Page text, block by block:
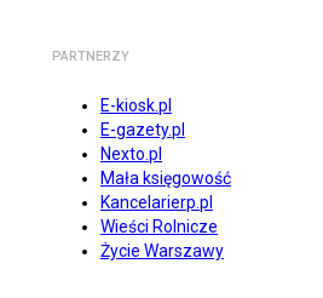
PARTNERZY
E-kiosk.pl
E-gazety.pl
Nexto.pl
Mała księgowość
Kancelarierp.pl
Wieści Rolnicze
Życie Warszawy